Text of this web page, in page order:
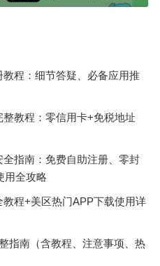
程：细节答疑、必备应用推
教程：零信用卡+免税地址
指南：免费自助注册、零封
用全攻略
程+美区热门APP下载使用详
指南（含教程、注意事项、热